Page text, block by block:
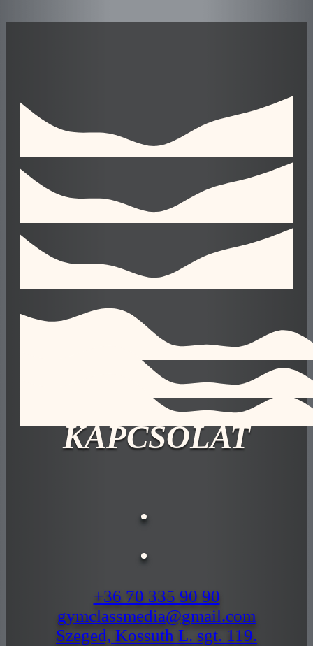
KAPCSOLAT
+36 70 335 90 90
gymclassmedia@gmail.com
Szeged, Kossuth L. sgt. 119.